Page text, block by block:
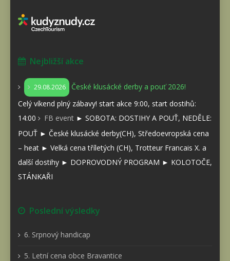
Nejbližší akce
29.08.2026
České klusácké derby a pouť 2026!
Celý víkend plný zábavy! start akce 9:00, start dostihů:
14:00
FB event ► SOBOTA: DOSTIHY A POUŤ, NEDĚLE:
POUŤ ► České klusácké derby(CH), Středoevropská cena
– heat ► Velká cena tříletých (CH), Trotteur Francais X. a
další dostihy ► DOPROVODNÝ PROGRAM ► KOLOTOČE,
STÁNKAŘI
Poslední výsledky
6. Srpnový handicap
5. Letní cena obce Bravantice